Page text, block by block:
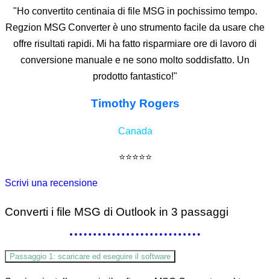
"Ho convertito centinaia di file MSG in pochissimo tempo.
Regzion MSG Converter è uno strumento facile da usare che
offre risultati rapidi. Mi ha fatto risparmiare ore di lavoro di
conversione manuale e ne sono molto soddisfatto. Un
prodotto fantastico!"
Timothy Rogers
Canada
⭐⭐⭐⭐⭐
Scrivi una recensione
Converti i file MSG di Outlook in 3 passaggi
Passaggio 1: scaricare ed eseguire il software